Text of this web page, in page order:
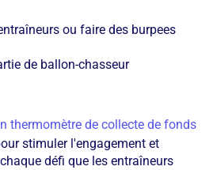
ou faire des burpees
de ballon-chasseur
thermomètre de collecte de fonds
stimuler l'engagement et
défi que les entraîneurs